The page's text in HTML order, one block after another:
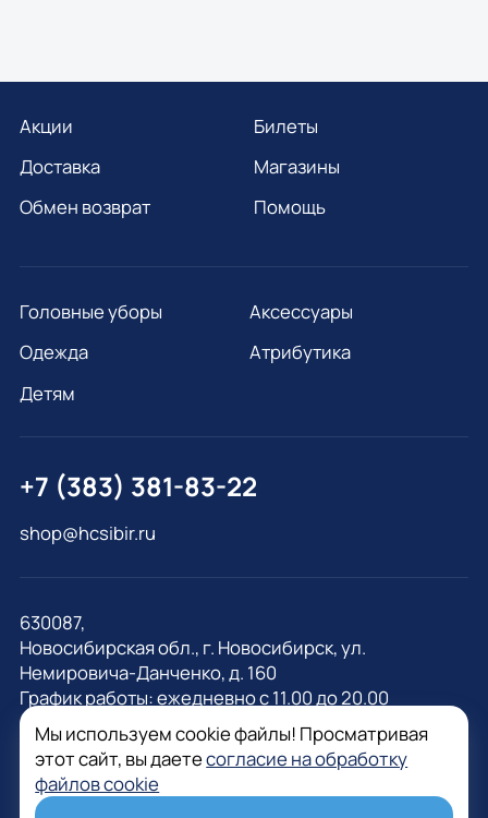
Акции
Доставка
Обмен возврат
Билеты
Магазины
Помощь
Головные уборы
Одежда
Детям
Аксессуары
Атрибутика
+7 (383) 381-83-22
shop@hcsibir.ru
630087,
Новосибирская обл., г. Новосибирск, ул.
Немировича-Данченко, д. 160
График работы: ежедневно с 11.00 до 20.00
Мы используем cookie файлы! Просматривая
этот сайт, вы даетесогласие на обработку
файлов cookie